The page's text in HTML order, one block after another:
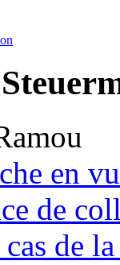
en
de
cas de